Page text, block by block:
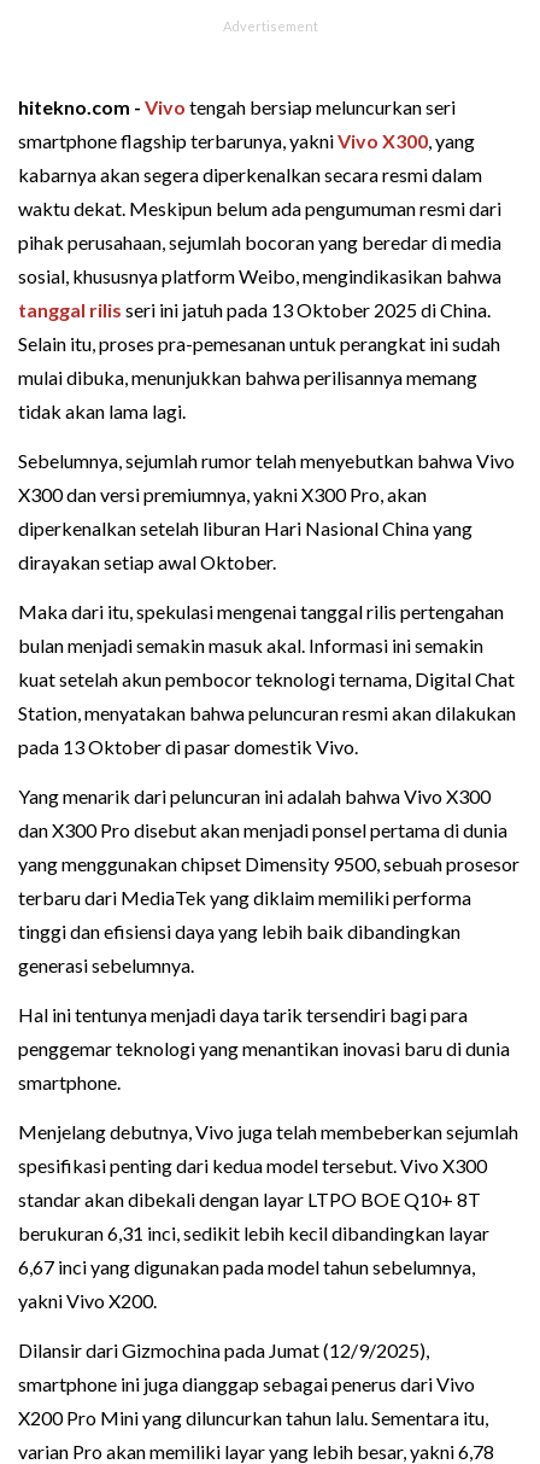
hitekno.com - Vivo tengah bersiap meluncurkan seri
smartphone flagship terbarunya, yakniVivo X300, yang
kabarnya akan segera diperkenalkan secara resmi dalam
waktu dekat. Meskipun belum ada pengumuman resmi dari
pihak perusahaan, sejumlah bocoran yang beredar di media
sosial, khususnya platform Weibo, mengindikasikan bahwa
tanggal rilis seri ini jatuh pada 13 Oktober 2025 di China.
Selain itu, proses pra-pemesanan untuk perangkat ini sudah
mulai dibuka, menunjukkan bahwa perilisannya memang
tidak akan lama lagi.
Sebelumnya, sejumlah rumor telah menyebutkan bahwa Vivo
X300 dan versi premiumnya, yakni X300 Pro, akan
diperkenalkan setelah liburan Hari Nasional China yang
dirayakan setiap awal Oktober.
Maka dari itu, spekulasi mengenai tanggal rilis pertengahan
bulan menjadi semakin masuk akal. Informasi ini semakin
kuat setelah akun pembocor teknologi ternama, Digital Chat
Station, menyatakan bahwa peluncuran resmi akan dilakukan
pada 13 Oktober di pasar domestik Vivo.
Yang menarik dari peluncuran ini adalah bahwa Vivo X300
dan X300 Pro disebut akan menjadi ponsel pertama di dunia
yang menggunakan chipset Dimensity 9500, sebuah prosesor
terbaru dari MediaTek yang diklaim memiliki performa
tinggi dan efisiensi daya yang lebih baik dibandingkan
generasi sebelumnya.
Hal ini tentunya menjadi daya tarik tersendiri bagi para
penggemar teknologi yang menantikan inovasi baru di dunia
smartphone.
Menjelang debutnya, Vivo juga telah membeberkan sejumlah
spesifikasi penting dari kedua model tersebut. Vivo X300
standar akan dibekali dengan layar LTPO BOE Q10+ 8T
berukuran 6,31 inci, sedikit lebih kecil dibandingkan layar
6,67 inci yang digunakan pada model tahun sebelumnya,
yakni Vivo X200.
Dilansir dari Gizmochina pada Jumat (12/9/2025),
smartphone ini juga dianggap sebagai penerus dari Vivo
X200 Pro Mini yang diluncurkan tahun lalu. Sementara itu,
varian Pro akan memiliki layar yang lebih besar, yakni 6,78